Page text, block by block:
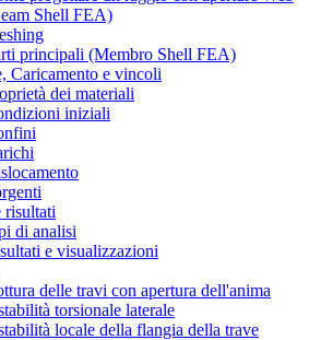
Shell FEA)
principali (Membro Shell FEA)
Caricamento e vincoli
dei materiali
iniziali
risultati
di analisi
e visualizzazioni
delle travi con apertura dell'anima
torsionale laterale
locale della flangia della trave